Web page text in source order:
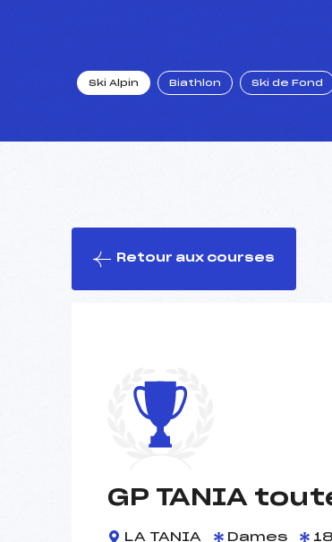
Ski Alpin Biathlon Ski de Fond
Retour aux courses
GP TANIA
LA TANIA Dames